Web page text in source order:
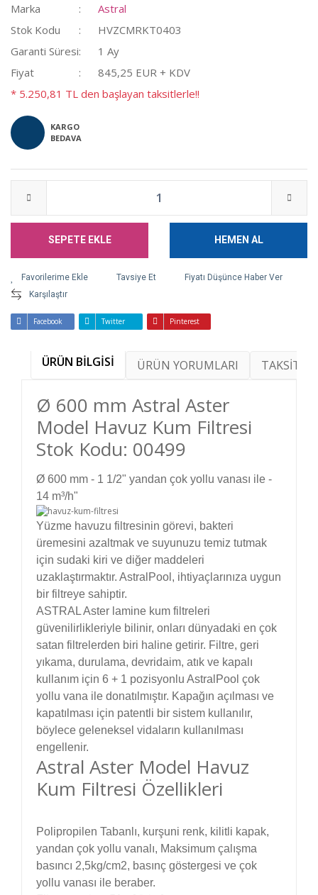
Marka
Astral
Stok Kodu
HVZCMRKT0403
Garanti Süresi
1 Ay
Fiyat
845,25 EUR + KDV
* 5.250,81 TL den başlayan taksitlerle!!
KARGO
BEDAVA
SEPETE EKLE HEMEN AL
Tavsiye Et
Fiyatı Düşünce Haber Ver
Karşılaştır
Facebook Twitter Pinterest
ÜRÜN BİLGİSİ ÜRÜN YORUMLARI TAKSİT
Ø 600 mm Astral Aster
Model Havuz Kum Filtresi
Stok Kodu: 00499
Ø 600 mm - 1 1/2" yandan çok yollu vanası ile -
14 m³/h"
Yüzme havuzu filtresinin görevi, bakteri
üremesini azaltmak ve suyunuzu temiz tutmak
için sudaki kiri ve diğer maddeleri
uzaklaştırmaktır. AstralPool, ihtiyaçlarınıza uygun
bir filtreye sahiptir.
ASTRALAster lamine kum filtreleri
güvenilirlikleriyle bilinir, onları dünyadaki en çok
satan filtrelerden biri haline getirir. Filtre, geri
yıkama, durulama, devridaim, atık ve kapalı
kullanım için 6 + 1 pozisyonlu AstralPool çok
yollu vana ile donatılmıştır. Kapağın açılması ve
kapatılması için patentli bir sistem kullanılır,
böylece geleneksel vidaların kullanılması
engellenir.
Astral Aster Model Havuz
Kum Filtresi Özellikleri
Polipropilen Tabanlı, kurşuni renk, kilitli kapak,
yandan çok yollu vanalı, Maksimum çalışma
basıncı 2,5kg/cm2, basınç göstergesi ve çok
yollu vanası ile beraber.